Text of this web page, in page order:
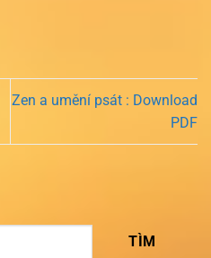
Zen a umění psát : Download
PDF
TÌM